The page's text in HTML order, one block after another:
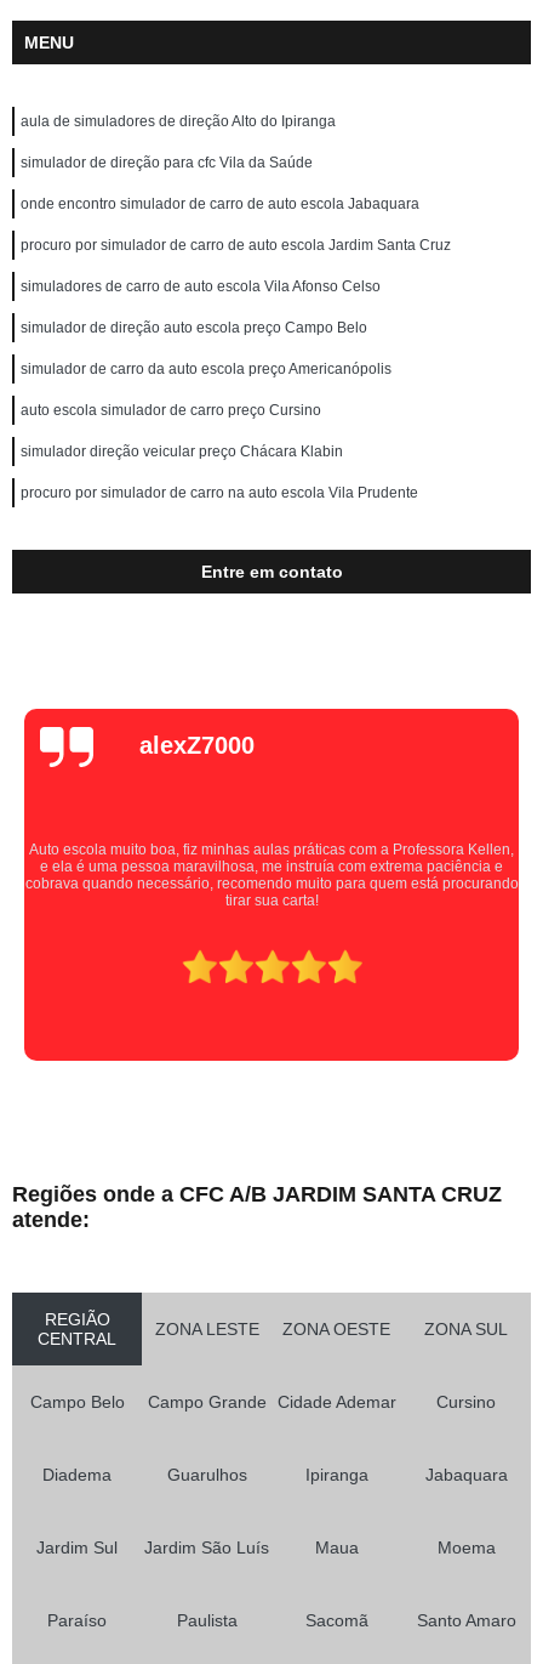
MENU
aula de simuladores de direção Alto do Ipiranga
simulador de direção para cfc Vila da Saúde
onde encontro simulador de carro de auto escola Jabaquara
procuro por simulador de carro de auto escola Jardim Santa Cruz
simuladores de carro de auto escola Vila Afonso Celso
simulador de direção auto escola preço Campo Belo
simulador de carro da auto escola preço Americanópolis
auto escola simulador de carro preço Cursino
simulador direção veicular preço Chácara Klabin
procuro por simulador de carro na auto escola Vila Prudente
Entre em contato
alexZ7000
Auto escola muito boa, fiz minhas aulas práticas com a Professora Kellen,
e ela é uma pessoa maravilhosa, me instruía com extrema paciência e
cobrava quando necessário, recomendo muito para quem está procurando
tirar sua carta!
Regiões onde a CFC A/B JARDIM SANTA CRUZ
atende:
REGIÃO
CENTRAL
ZONA LESTE ZONA OESTE ZONA SUL
Campo Belo Campo Grande Cidade Ademar Cursino
Diadema Guarulhos Ipiranga Jabaquara
Jardim Sul Jardim São Luís Maua Moema
Paraíso Paulista Sacomã Santo Amaro